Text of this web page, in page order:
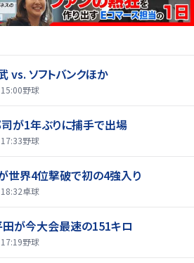
vs. ソフトバンクほか
野球
司が1年ぶりに捕手で出場
野球
世界4位撃破で初の4強入り
卓球
田が今大会最速の151キロ
野球